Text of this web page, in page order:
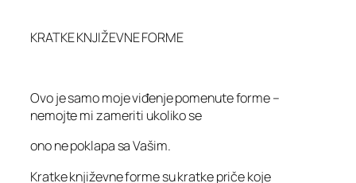
KRATKE KNJIŽEVNE FORME
Ovo je samo moje viđenje pomenute forme –
nemojte mi zameriti ukoliko se
ono ne poklapa sa Vašim.
Kratke književne forme su kratke priče koje